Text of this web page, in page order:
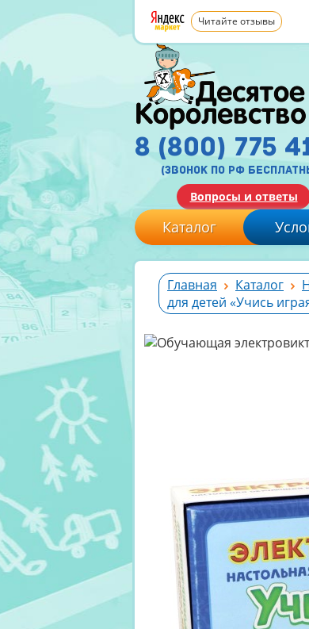
Читайте отзывы
8 (800) 775
(звонок по рф
Вопросы и ответы
Каталог
Главная Каталог
для детей «Учись